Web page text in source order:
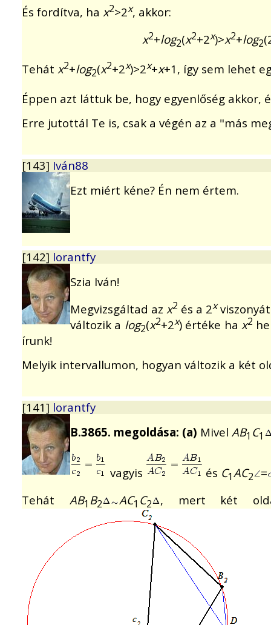
És fordítva, ha x2>2x, akkor:
x2+log2(x2+2x)>x2+log2
Tehát x2+log2(x2+2x)>2x+x+1, így sem lehet
Éppen azt láttuk be, hogy egyenlőség akkor,
Erre jutottál Te is, csak a végén az a "más
[143] Iván88
Ezt miért kéne? Én nem értem.
[142] lorantfy
Szia Iván!
Megvizsgáltad az x2 és a 2x
változik a log2(x2+2x) értéke ha x2
írunk!
Melyik intervallumon, hogyan változik a két
[141] lorantfy
B.3865. megoldása: (a) Mivel AB1 C1
vagyis és C1AC2
=
Tehát AB1 B2 AC1 C2 , mert két